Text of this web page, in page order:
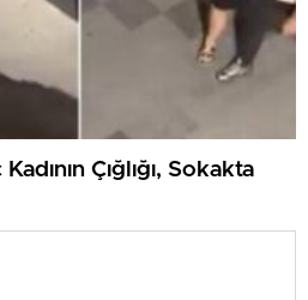
Çığlığı, Sokakta